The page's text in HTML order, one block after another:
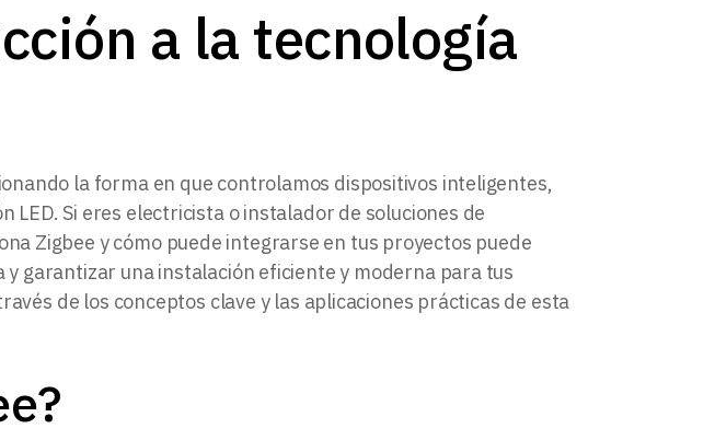
a la tecnología
la forma en que controlamos dispositivos inteligentes,
LED. Si eres electricista o instalador de soluciones de
Zigbee y cómo puede integrarse en tus proyectos puede
garantizar una instalación eficiente y moderna para tus
de los conceptos clave y las aplicaciones prácticas de esta